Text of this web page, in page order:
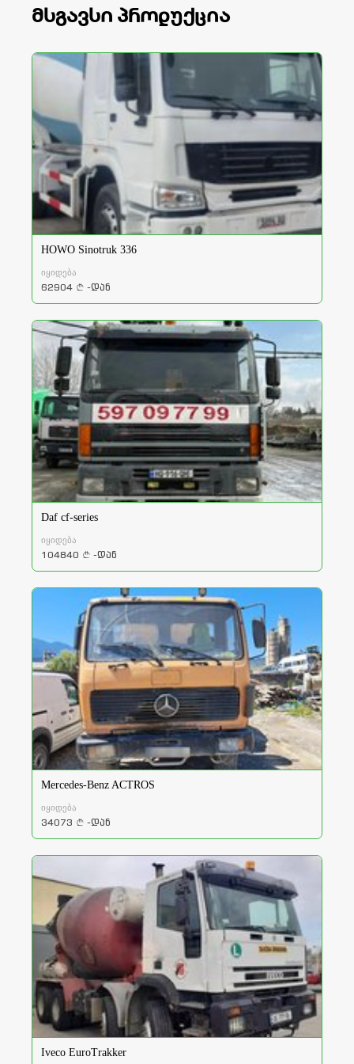
მსგავსი პროდუქცია
HOWO Sinotruk 336
იყიდება
62904 a -დან
Daf cf-series
იყიდება
104840 a -დან
Mercedes-Benz ACTROS
იყიდება
34073 a -დან
Iveco EuroTrakker